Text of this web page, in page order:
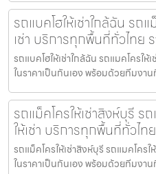
รถแบคโฮให้เช่าใกล้ฉัน รถ
เช่า บริการทุกพื้นที่ทั่วไทย
รถแบคโฮให้เช่าใกล้ฉัน รถแมคโครใ
ในราคาเป็นกันเอง พร้อมด้วยทีมงา
รถแม็คโครให้เช่าสิงห์บุรี ร
ให้เช่า บริการทุกพื้นที่ทั่วไท
รถแม็คโครให้เช่าสิงห์บุรี รถแมคโคร
ในราคาเป็นกันเอง พร้อมด้วยทีมงา